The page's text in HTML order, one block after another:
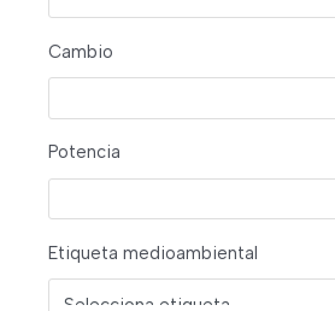
Cambio
Potencia
Etiqueta medioambiental